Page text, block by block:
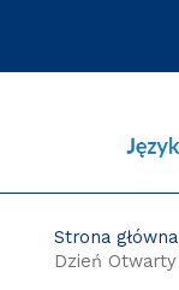
Strona główna
Dzień